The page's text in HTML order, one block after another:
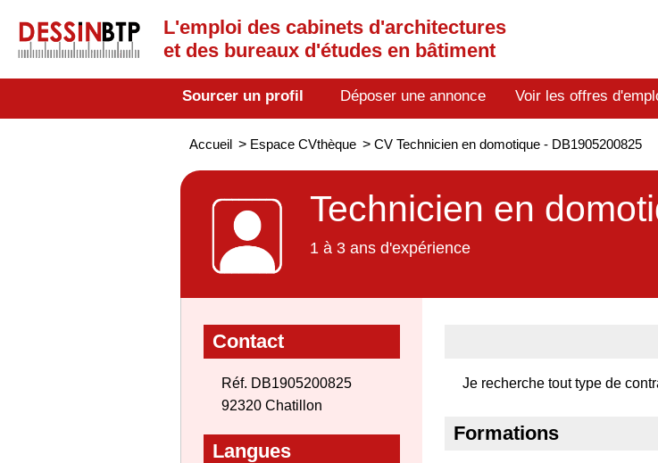
L'emploi des cabinets d'architectures
et des bureaux d'études en bâtiment
Sourcer un profil Déposer une annonce Voir les offres
Accueil > Espace CVthèque > CV Technicien en domotique - DB1905200825
Technicien en
1 à 3 ans d'expérience
Contact
Réf. DB1905200825
92320 Chatillon
Langues
Je recherche tout type de
Formations